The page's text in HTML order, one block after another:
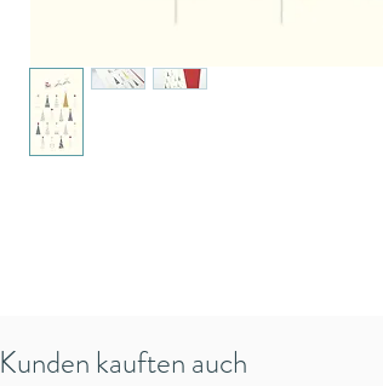
Kunden kauften auch